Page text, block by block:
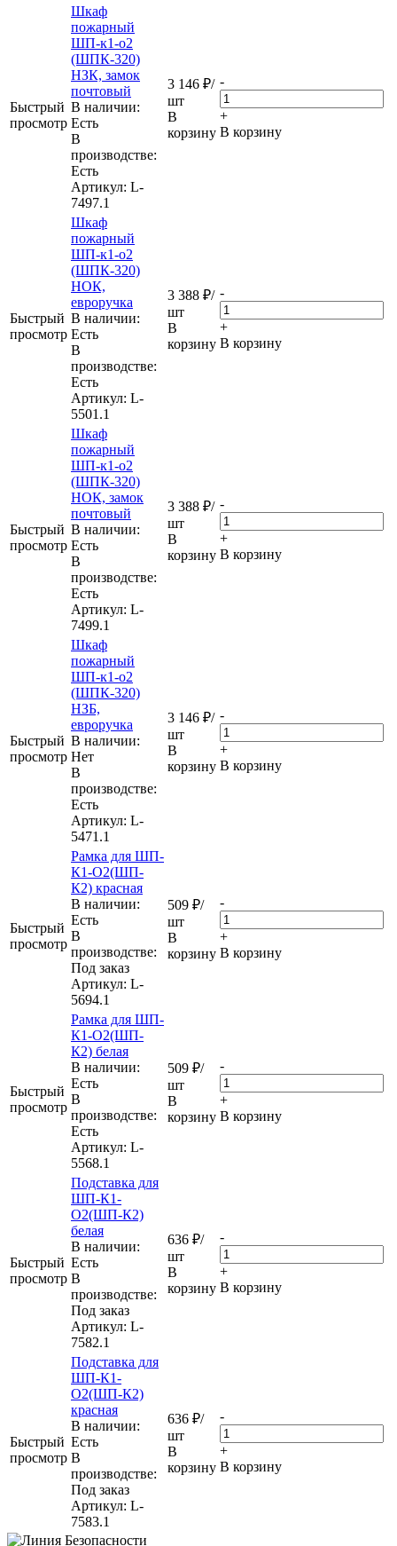
Быстрый
просмотр
Шкаф
пожарный
ШП-к1-о2
(ШПК-320)
НЗК, замок
почтовый
В наличии:
Eсть
В
производстве:
Есть
Артикул: L-
7497.1
3 146 ₽/
шт
В
корзину
-
+
В корзину
Быстрый
просмотр
Шкаф
пожарный
ШП-к1-о2
(ШПК-320)
НОК,
евроручка
В наличии:
Eсть
В
производстве:
Есть
Артикул: L-
5501.1
3 388 ₽/
шт
В
корзину
-
+
В корзину
Быстрый
просмотр
Шкаф
пожарный
ШП-к1-о2
(ШПК-320)
НОК, замок
почтовый
В наличии:
Eсть
В
производстве:
Есть
Артикул: L-
7499.1
3 388 ₽/
шт
В
корзину
-
+
В корзину
Быстрый
просмотр
Шкаф
пожарный
ШП-к1-о2
(ШПК-320)
НЗБ,
евроручка
В наличии:
Нет
В
производстве:
Есть
Артикул: L-
5471.1
3 146 ₽/
шт
В
корзину
-
+
В корзину
Быстрый
просмотр
Рамка для ШП-
К1-О2(ШП-
К2) красная
В наличии:
Eсть
В
производстве:
Под заказ
Артикул: L-
5694.1
509 ₽/
шт
В
корзину
-
+
В корзину
Быстрый
просмотр
Рамка для ШП-
К1-О2(ШП-
К2) белая
В наличии:
Eсть
В
производстве:
Есть
Артикул: L-
5568.1
509 ₽/
шт
В
корзину
-
+
В корзину
Быстрый
просмотр
Подставка для
ШП-К1-
О2(ШП-К2)
белая
В наличии:
Eсть
В
производстве:
Под заказ
Артикул: L-
7582.1
636 ₽/
шт
В
корзину
-
+
В корзину
Быстрый
просмотр
Подставка для
ШП-К1-
О2(ШП-К2)
красная
В наличии:
Eсть
В
производстве:
Под заказ
Артикул: L-
7583.1
636 ₽/
шт
В
корзину
-
+
В корзину